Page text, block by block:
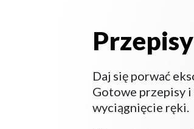
Przepisy
Daj się porwać
Gotowe przepisy
wyciągnięcie ręki.